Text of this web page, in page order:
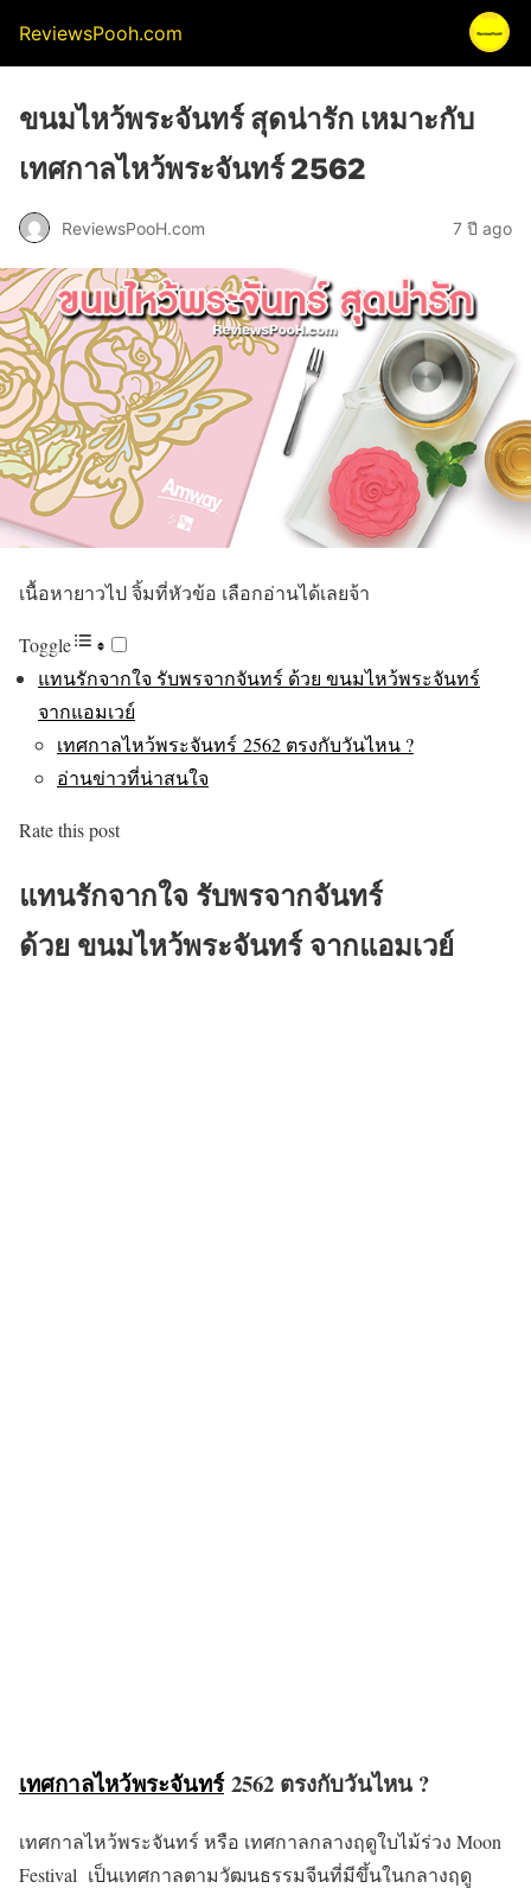
ReviewsPooh.com
ขนมไหว้พระจันทร์ สุดน่ารัก เหมาะกับ
เทศกาลไหว้พระจันทร์ 2562
ReviewsPooH.com 7 ปี ago
เนื้อหายาวไป จิ้มที่หัวข้อ เลือกอ่านได้เลยจ้า
Toggle
แทนรักจากใจ รับพรจากจันทร์ ด้วย ขนมไหว้พระจันทร์
จากแอมเวย์
เทศกาลไหว้พระจันทร์ 2562 ตรงกับวันไหน ?
อ่านข่าวที่น่าสนใจ
Rate this post
แทนรักจากใจ รับพรจากจันทร์
ด้วย ขนมไหว้พระจันทร์ จากแอมเวย์
เทศกาลไหว้พระจันทร์2562 ตรงกับวันไหน ?
เทศกาลไหว้พระจันทร์ หรือ เทศกาลกลางฤดูใบไม้ร่วง Moon
Festival เป็นเทศกาลตามวัฒนธรรมจีนที่มีขึ้นในกลางฤดู